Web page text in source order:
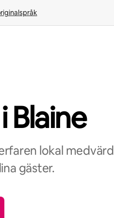
Blaine
lokal medvärd
gäster.